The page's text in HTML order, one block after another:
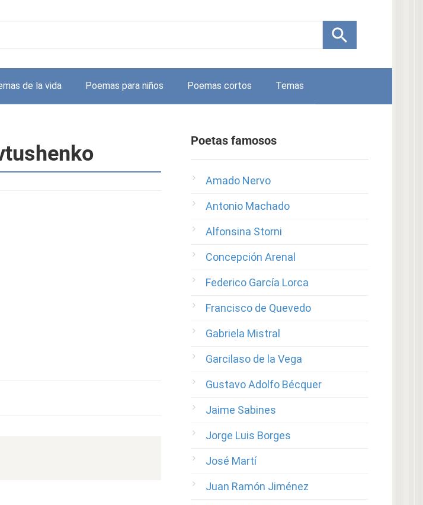
de la vida Poemas para niños Poemas cortos Temas
Poetas famosos
Amado Nervo
Antonio Machado
Alfonsina Storni
Concepción Arenal
Federico García Lorca
Francisco de Quevedo
Gabriela Mistral
Garcilaso de la Vega
Gustavo Adolfo Bécquer
Jaime Sabines
Jorge Luis Borges
José Martí
Juan Ramón Jiménez